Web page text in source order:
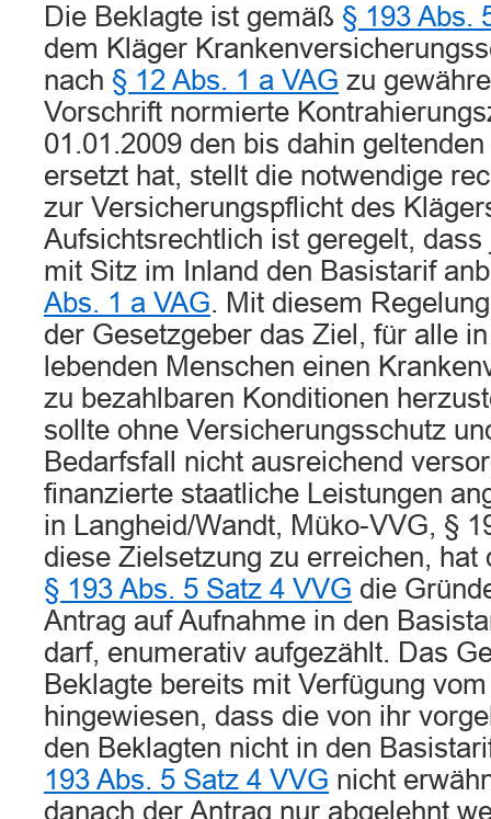
Die Beklagte ist gemäß § 193 Abs.
dem Kläger
nach § 12 Abs. 1 a VAG zu
Vorschrift normierte
01.01.2009 den bis dahin geltenden
ersetzt hat, stellt die notwendige
zur Versicherungspflicht des
Aufsichtsrechtlich ist geregelt,
mit Sitz im Inland den Basistarif
Abs. 1 a VAG. Mit diesem
der Gesetzgeber das Ziel, für alle
lebenden Menschen einen
zu bezahlbaren Konditionen
sollte ohne Versicherungsschutz
Bedarfsfall nicht ausreichend
finanzierte staatliche Leistungen
in Langheid/Wandt, Müko-VVG, §
diese Zielsetzung zu erreichen, hat
§ 193 Abs. 5 Satz 4 VVG die
Antrag auf Aufnahme in den
darf, enumerativ aufgezählt. Das
Beklagte bereits mit Verfügung
hingewiesen, dass die von ihr
den Beklagten nicht in den
193 Abs. 5 Satz 4 VVG nicht
danach der Antrag nur abgelehnt